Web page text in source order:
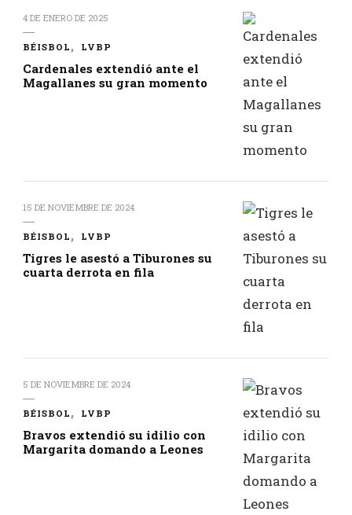
4 DE ENERO DE 2025
BÉISBOL LVBP
Cardenales extendió ante el
Magallanes su gran momento
15 DE NOVIEMBRE DE 2024
BÉISBOL LVBP
Tigres le asestó a Tiburones su
cuarta derrota en fila
5 DE NOVIEMBRE DE 2024
BÉISBOL LVBP
Bravos extendió su idilio con
Margarita domando a Leones